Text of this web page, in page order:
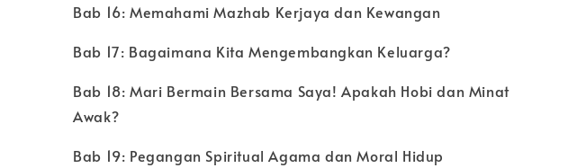
Bab 16: Memahami Mazhab Kerjaya dan Kewangan
Bab 17: Bagaimana Kita Mengembangkan Keluarga?
Bab 18: Mari Bermain Bersama Saya! Apakah Hobi dan Minat
Awak?
Bab 19: Pegangan Spiritual Agama dan Moral Hidup